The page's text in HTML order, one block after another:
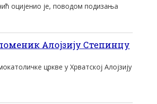
оцијенио је, поводом подизања
Алојзију Степинцу
цркве у Хрватској Алојзију